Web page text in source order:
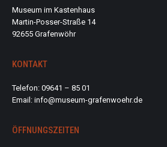
Museum im Kastenhaus
Martin-Posser-Straße 14
92655 Grafenwöhr
KONTAKT
Telefon: 09641 – 85 01
Email: info@museum-grafenwoehr.de
ÖFFNUNGSZEITEN